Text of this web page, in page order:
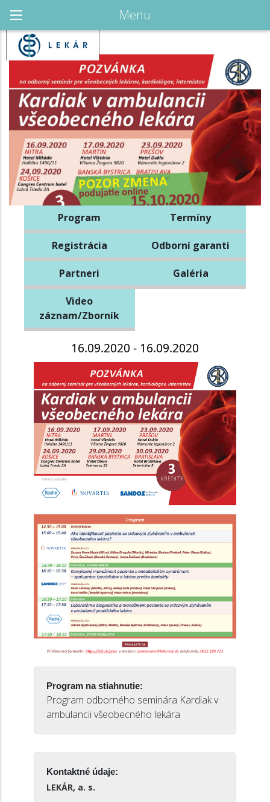
Menu
Program Termíny
Registrácia Odborní garanti
Partneri Galéria
Video
záznam/Zborník
16.09.2020 - 16.09.2020
Program na stiahnutie:
Program odborného seminára Kardiak v
ambulancii všeobecného lekára
Kontaktné údaje:
LEKÁR, a. s.